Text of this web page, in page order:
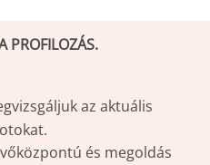
PROFILOZÁS.
az aktuális
és megoldás